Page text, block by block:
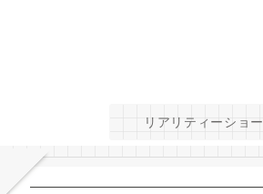
リアリティーショー